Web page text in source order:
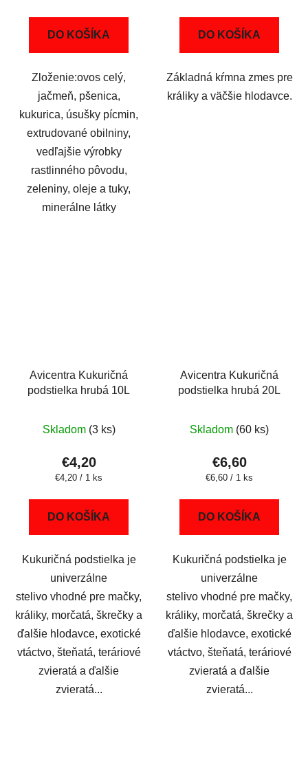
DO KOŠÍKA
Zloženie:ovos celý,
jačmeň, pšenica,
kukurica, úsušky pícmin,
extrudované obilniny,
vedľajšie výrobky
rastlinného pôvodu,
zeleniny, oleje a tuky,
minerálne látky
DO KOŠÍKA
Základná kŕmna zmes pre
králiky a väčšie hlodavce.
Avicentra Kukuričná
podstielka hrubá 10L
Skladom (3 ks)
€4,20
Jednotková
€4,20 / 1 ks
DO KOŠÍKA
Kukuričná podstielka je
univerzálne
stelivo vhodné pre mačky,
králiky, morčatá, škrečky a
ďalšie hlodavce, exotické
vtáctvo, šteňatá, teráriové
zvieratá a ďalšie
zvieratá...
Avicentra Kukuričná
podstielka hrubá 20L
Skladom (60 ks)
€6,60
Jednotková
€6,60 / 1 ks
DO KOŠÍKA
Kukuričná podstielka je
univerzálne
stelivo vhodné pre mačky,
králiky, morčatá, škrečky a
ďalšie hlodavce, exotické
vtáctvo, šteňatá, teráriové
zvieratá a ďalšie
zvieratá...